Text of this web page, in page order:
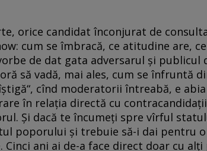
orice candidat înconjurat de
cum se îmbracă, ce atitudine are,
de dat gata adversarul și publicul
să vadă, mai ales, cum se înfruntă
cînd moderatorii întreabă, e
în relația directă cu
Și dacă te încumeți spre vîrful
poporului și trebuie să-i dai pentru o
Cinci ani ai de-a face direct doar cu